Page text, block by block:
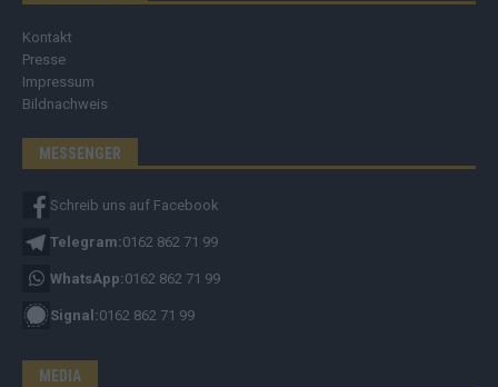
Kontakt
Presse
Impressum
Bildnachweis
MESSENGER
Schreib uns auf Facebook
Telegram:0162 862 71 99
WhatsApp:0162 862 71 99
Signal:0162 862 71 99
MEDIA